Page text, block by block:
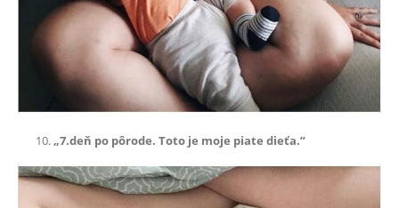
„7.deň po pôrode. Toto je moje piate dieťa.”